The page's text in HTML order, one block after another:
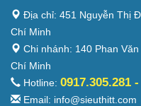
Địa chỉ: 451 Nguyễn Thị
Chí Minh
Chi nhánh: 140 Phan
Chí Minh
Hotline: 0917.305.281
Email: info@sieuthitt.com